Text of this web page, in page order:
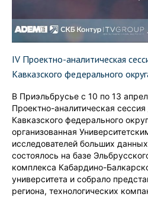
IV Проектно-аналитическая
Кавказского федерального
В Приэльбрусье с 10 по 13
Проектно-аналитическая
Кавказского федерального
организованная
исследователей больших
состоялось на базе
комплекса Кабардино-
университета и собрало
региона, технологических